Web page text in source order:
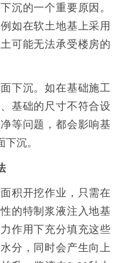
沉的一个重要原因。
如在软土地基上采用
可能无法承受楼房的
下沉。如在基础施工
基础的尺寸不符合设
等问题，都会影响基
沉。
积开挖作业，只需在
的特制浆液注入地基
作用下充分填充这些
分，同时会产生向上